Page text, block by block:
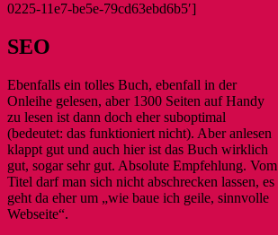
0225-11e7-be5e-79cd63ebd6b5′]
SEO
Ebenfalls ein tolles Buch, ebenfall in der
Onleihe gelesen, aber 1300 Seiten auf Handy
zu lesen ist dann doch eher suboptimal
(bedeutet: das funktioniert nicht). Aber anlesen
klappt gut und auch hier ist das Buch wirklich
gut, sogar sehr gut. Absolute Empfehlung. Vom
Titel darf man sich nicht abschrecken lassen, es
geht da eher um „wie baue ich geile, sinnvolle
Webseite“.